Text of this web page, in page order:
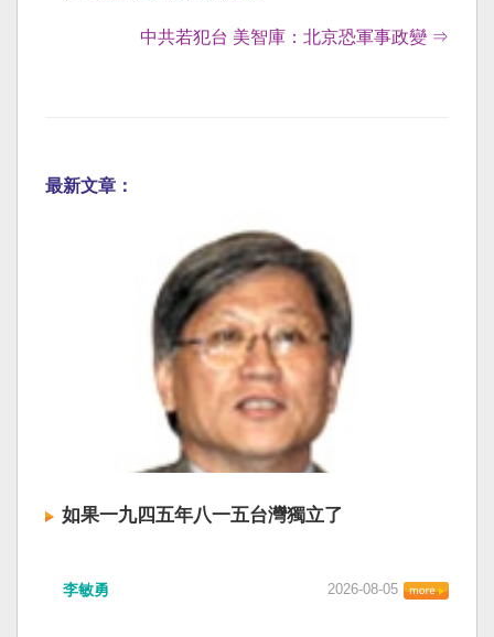
中共若犯台 美智庫：北京恐軍事政變 ⇒
最新文章：
如果一九四五年八一五台灣獨立了
李敏勇 2026-08-05